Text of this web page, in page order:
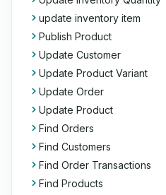
update inventory item
Publish Product
Update Customer
Update Product Variant
Update Order
Update Product
Find Orders
Find Customers
Find Order Transactions
Find Products